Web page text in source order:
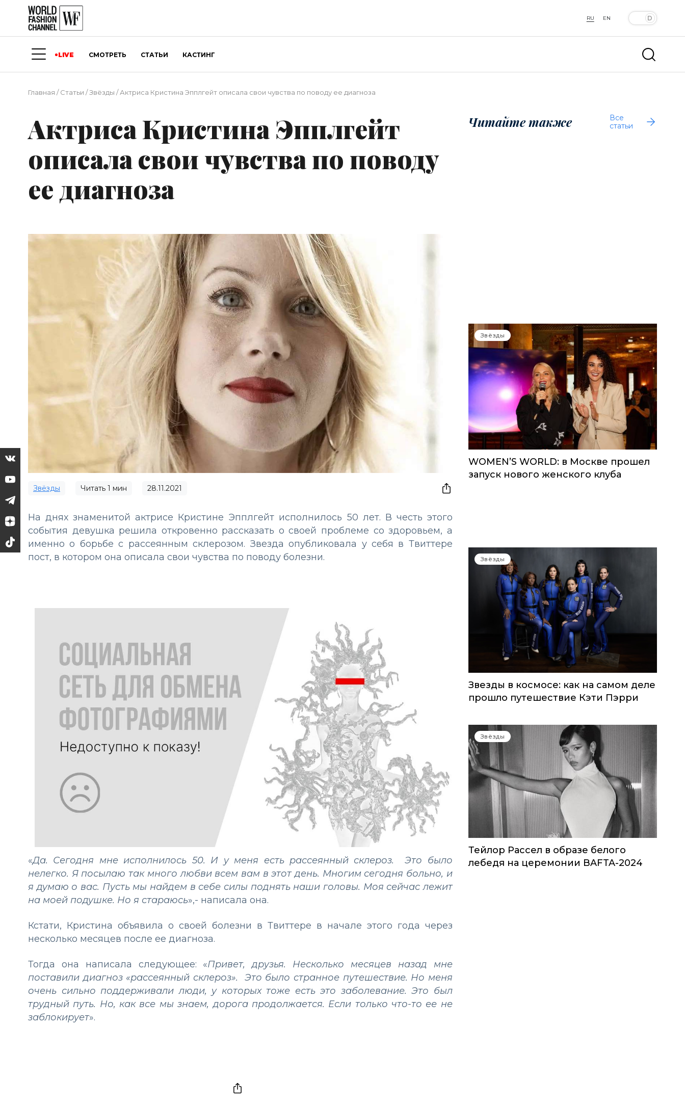
RU EN
LIVE СМОТРЕТЬ СТАТЬИ КАСТИНГ
Главная /Статьи /Звёзды /Актриса Кристина Эпплгейт описала свои чувства по поводу ее диагноза
Актриса Кристина Эпплгейт
описала свои чувства по поводу
ее диагноза
Звёзды Читать 1 мин 28.11.2021
На днях знаменитой актрисе Кристине Эпплгейт исполнилось 50 лет. В честь этого
события девушка решила откровенно рассказать о своей проблеме со здоровьем, а
именно о борьбе с рассеянным склерозом. Звезда опубликовала у себя в Твиттере
пост, в котором она описала свои чувства по поводу болезни.
«Да. Сегодня мне исполнилось 50. И у меня есть рассеянный склероз. Это было
нелегко. Я посылаю так много любви всем вам в этот день. Многим сегодня больно, и
я думаю о вас. Пусть мы найдем в себе силы поднять наши головы. Моя сейчас лежит
на моей подушке. Но я стараюсь»,- написала она.
Кстати, Кристина объявила о своей болезни в Твиттере в начале этого года через
несколько месяцев после ее диагноза.
Тогда она написала следующее: «Привет, друзья. Несколько месяцев назад мне
поставили диагноз «рассеянный склероз». Это было странное путешествие. Но меня
очень сильно поддерживали люди, у которых тоже есть это заболевание. Это был
трудный путь. Но, как все мы знаем, дорога продолжается. Если только что-то ее не
заблокирует».
Читайте также
Все
статьи
Звёзды
WOMEN’S WORLD: в Москве прошел
запуск нового женского клуба
Звёзды
Звезды в космосе: как на самом деле
прошло путешествие Кэти Пэрри
Звёзды
Тейлор Рассел в образе белого
лебедя на церемонии BAFTA-2024